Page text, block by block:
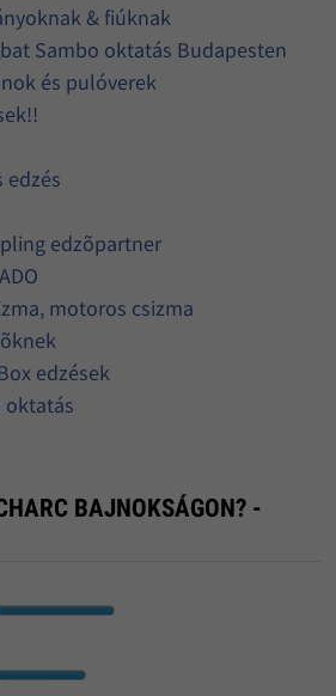
& fiúknak
Sambo oktatás Budapesten
és pulóverek
edzés
edzõpartner
motoros csizma
edzések
oktatás
BAJNOKSÁGON? -